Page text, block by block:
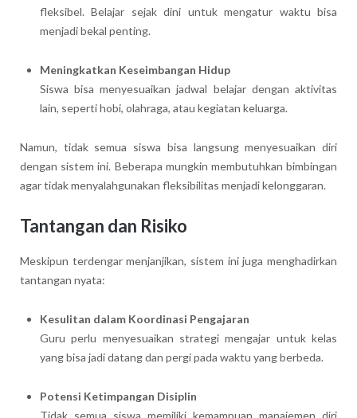
fleksibel. Belajar sejak dini untuk mengatur waktu bisa
menjadi bekal penting.
Meningkatkan Keseimbangan Hidup
Siswa bisa menyesuaikan jadwal belajar dengan aktivitas
lain, seperti hobi, olahraga, atau kegiatan keluarga.
Namun, tidak semua siswa bisa langsung menyesuaikan diri
dengan sistem ini. Beberapa mungkin membutuhkan bimbingan
agar tidak menyalahgunakan fleksibilitas menjadi kelonggaran.
Tantangan dan Risiko
Meskipun terdengar menjanjikan, sistem ini juga menghadirkan
tantangan nyata:
Kesulitan dalam Koordinasi Pengajaran
Guru perlu menyesuaikan strategi mengajar untuk kelas
yang bisa jadi datang dan pergi pada waktu yang berbeda.
Potensi Ketimpangan Disiplin